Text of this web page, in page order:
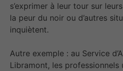
s’exprimer à leur tour sur
la peur du noir ou d’autres
inquiètent.
Autre exemple : au Service
Libramont, les professionnels